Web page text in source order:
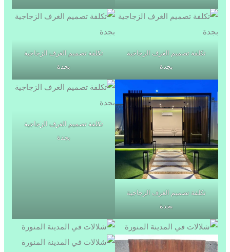
تكلفة تصميم الغرف الزجاجية
بجدة
تكلفة تصميم الغرف الزجاجية
بجدة
تكلفة تصميم الغرف الزجاجية
بجدة
تكلفة تصميم الغرف الزجاجية
بجدة